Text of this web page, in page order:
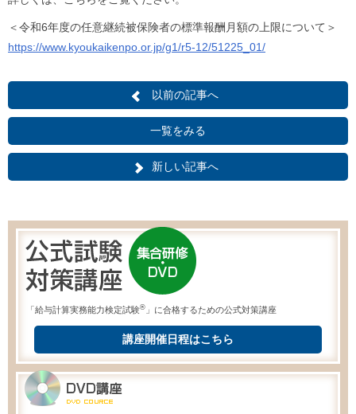
＜令和6年度の任意継続被保険者の標準報酬月額の上限について＞
https://www.kyoukaikenpo.or.jp/g1/r5-12/51225_01/
以前の記事へ
一覧をみる
新しい記事へ
「給与計算実務能力検定試験® 」に合格するための公式対策講座
講座開催日程はこちら